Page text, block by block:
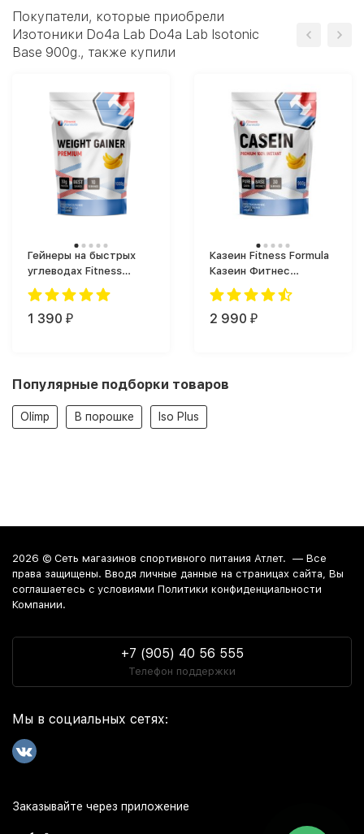
Покупатели, которые приобрели
Изотоники Do4a Lab Do4a Lab Isotonic
Base 900g., также купили
Гейнеры на быстрых
углеводах Fitness
Formula Weight Gainer
Premium (1000 г)
1 390 ₽
Казеин Fitness Formula
Казеин Фитнес
Формула (900 г)
2 990 ₽
Популярные подборки товаров
Olimp В порошке Iso Plus
2026 © Сеть магазинов спортивного питания Атлет. — Все
права защищены. Вводя личные данные на страницах сайта, Вы
соглашаетесь c условиями Политики конфиденциальности
Компании.
+7 (905) 40 56 555
Телефон поддержки
Мы в социальных сетях:
Заказывайте через приложение